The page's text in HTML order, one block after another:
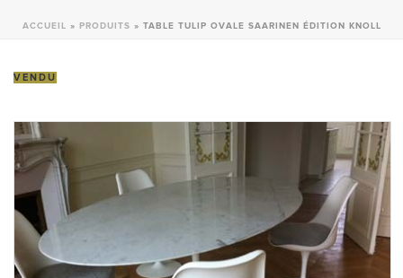
ACCUEIL » PRODUITS » TABLE TULIP OVALE SAARINEN ÉDITION KNOLL
VENDU